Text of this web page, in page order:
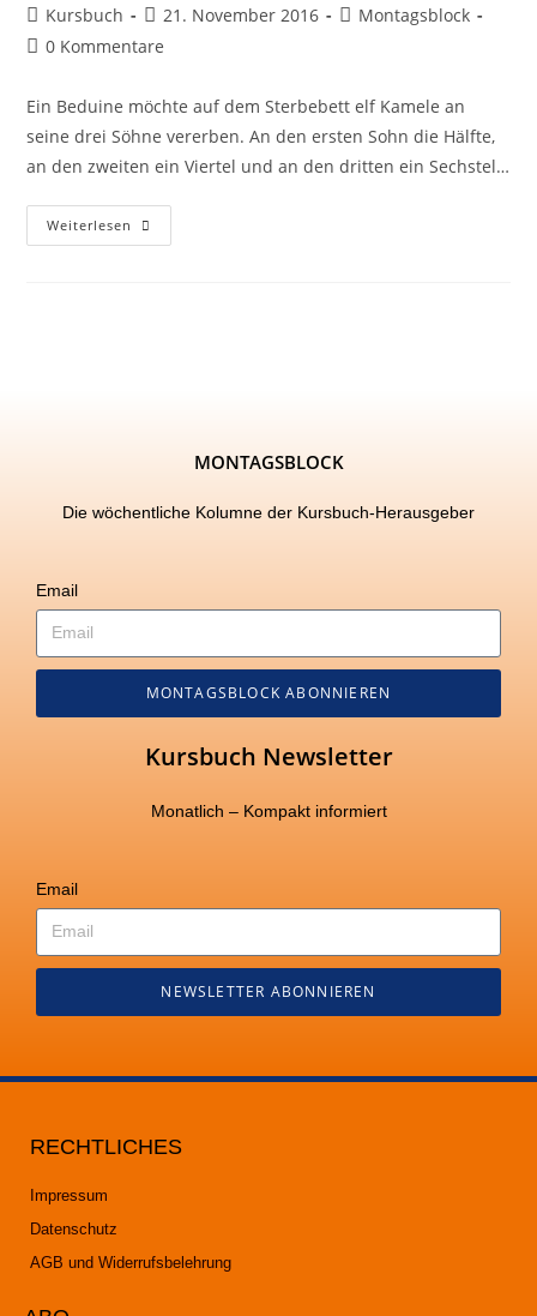
Kursbuch 21. November 2016
Montagsblock
0 Kommentare
Ein Beduine möchte auf dem Sterbebett elf Kamele an
seine drei Söhne vererben. An den ersten Sohn die Hälfte,
an den zweiten ein Viertel und an den dritten ein Sechstel…
Weiterlesen
MONTAGSBLOCK
Die wöchentliche Kolumne der Kursbuch-Herausgeber
Email
MONTAGSBLOCK ABONNIEREN
Kursbuch Newsletter
Monatlich – Kompakt informiert
Email
NEWSLETTER ABONNIEREN
RECHTLICHES
Impressum
Datenschutz
AGB und Widerrufsbelehrung